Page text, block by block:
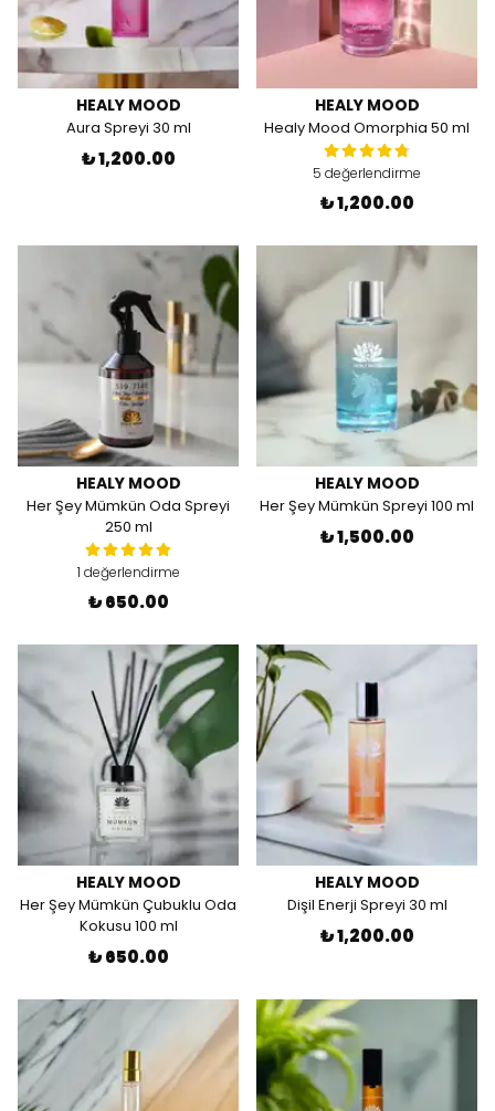
HEALY MOOD
Aura Spreyi 30 ml
₺ 1,200.00
HEALY MOOD
Healy Mood Omorphia 50 ml
5 değerlendirme
₺ 1,200.00
HEALY MOOD
Her Şey Mümkün Oda Spreyi
250 ml
1 değerlendirme
₺ 650.00
HEALY MOOD
Her Şey Mümkün Spreyi 100 ml
₺ 1,500.00
HEALY MOOD
Her Şey Mümkün Çubuklu Oda
Kokusu 100 ml
₺ 650.00
HEALY MOOD
Dişil Enerji Spreyi 30 ml
₺ 1,200.00